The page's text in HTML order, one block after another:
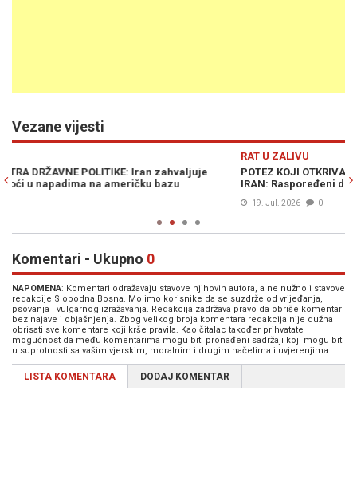
Vezane vijesti
POTEZ KOJI OTKRIVA NAMJERU SAD-a DA POJAČA NAPADE NA
IRAN: Raspoređeni dodatni borbeni avioni
Komentari - Ukupno 0
NAPOMENA: Komentari odražavaju stavove njihovih autora, a ne nužno i stavove
redakcije Slobodna Bosna. Molimo korisnike da se suzdrže od vrijeđanja,
psovanja i vulgarnog izražavanja. Redakcija zadržava pravo da obriše komentar
bez najave i objašnjenja. Zbog velikog broja komentara redakcija nije dužna
obrisati sve komentare koji krše pravila. Kao čitalac također prihvatate
mogućnost da među komentarima mogu biti pronađeni sadržaji koji mogu biti
u suprotnosti sa vašim vjerskim, moralnim i drugim načelima i uvjerenjima.
LISTA KOMENTARA DODAJ KOMENTAR